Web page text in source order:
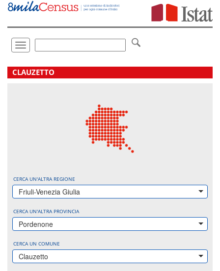
Vai
direttamente
Toggle
navigation
.
CLAUZETTO
CERCA UN'ALTRA REGIONE
Friuli-Venezia Giulia
CERCA UN'ALTRA PROVINCIA
Pordenone
CERCA UN COMUNE
Clauzetto